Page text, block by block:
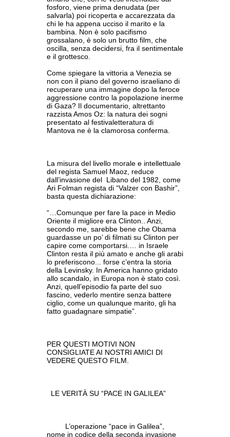
fosforo, viene prima denudata (per
salvarla) poi ricoperta e accarezzata da
chi le ha appena ucciso il marito e la
bambina. Non è solo pacifismo
grossalano, è solo un brutto film, che
oscilla, senza decidersi, fra il sentimentale
e il grottesco.
Come spiegare la vittoria a Venezia se
non con il piano del governo israeliano di
recuperare una immagine dopo la feroce
aggressione contro la popolazione inerme
di Gaza? Il documentario, altrettanto
razzista Amos Oz: la natura dei sogni
presentato al festivaletteratura di
Mantova ne è la clamorosa conferma.
La misura del livello morale e intellettuale
del regista Samuel Maoz, reduce
dall’invasione del Libano del 1982, come
Ari Folman regista di “Valzer con Bashir”,
basta questa dichiarazione:
“…Comunque per fare la pace in Medio
Oriente il migliore era Clinton.. Anzi,
secondo me, sarebbe bene che Obama
guardasse un po’ di filmati su Clinton per
capire come comportarsi.… in Israele
Clinton resta il più amato e anche gli arabi
lo preferiscono... forse c’entra la storia
della Levinsky. In America hanno gridato
allo scandalo, in Europa non è stato così.
Anzi, quell’episodio fa parte del suo
fascino, vederlo mentire senza battere
ciglio, come un qualunque marito, gli ha
fatto guadagnare simpatie”.
PER QUESTI MOTIVI NON
CONSIGLIATE AI NOSTRI AMICI DI
VEDERE QUESTO FILM.
LE VERITÀ SU “PACE IN GALILEA”
L’operazione “pace in Galilea”,
nome in codice della seconda invasione